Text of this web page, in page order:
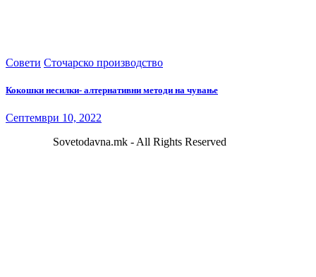
Совети Сточарско производство
Кокошки несилки- алтернативни методи на чување
Септември 10, 2022
Sovetodavna.mk - All Rights Reserved